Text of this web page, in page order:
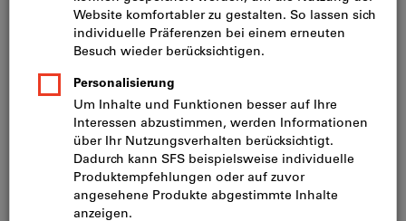
Preis pro 1 Stück
inkl. MwSt.
zzgl. Versandkosten
Netto: CHF 4.20
Staffelpreise:
ab 1 Stück CHF 4.54/ 1 Stück
ab 25 Stück
CHF 3.78/ 1 Stück